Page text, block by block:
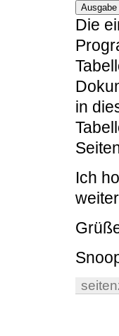
Die
in
Ich